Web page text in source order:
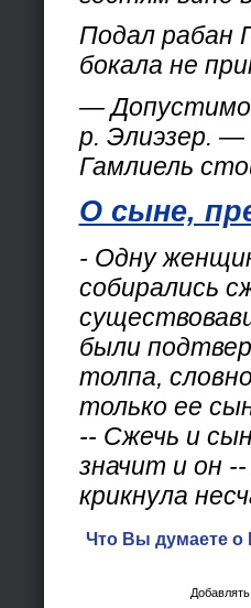
Подал рабан
бокала не
— Допустимо
р. Элиэзер.
Гамлиель
О сыне,
- Одну
собирались
были
толпа,
только ее
-- Сжечь и
значит и он
крикнула
Что Вы думаете о